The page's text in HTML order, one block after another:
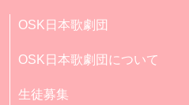
OSK日本歌劇団
OSK日本歌劇団について
生徒募集